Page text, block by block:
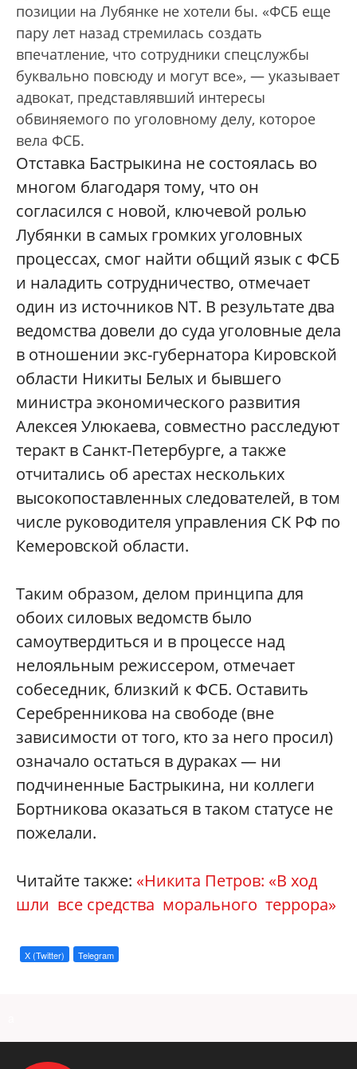
позиции на Лубянке не хотели бы. «ФСБ еще
пару лет назад стремилась создать
впечатление, что сотрудники спецслужбы
буквально повсюду и могут все», — указывает
адвокат, представлявший интересы
обвиняемого по уголовному делу, которое
вела ФСБ.
Отставка Бастрыкина не состоялась во
многом благодаря тому, что он
согласился с новой, ключевой ролью
Лубянки в самых громких уголовных
процессах, смог найти общий язык с ФСБ
и наладить сотрудничество, отмечает
один из источников NT. В результате два
ведомства довели до суда уголовные дела
в отношении экс-губернатора Кировской
области Никиты Белых и бывшего
министра экономического развития
Алексея Улюкаева, совместно расследуют
теракт в Санкт-Петербурге, а также
отчитались об арестах нескольких
высокопоставленных следователей, в том
числе руководителя управления СК РФ по
Кемеровской области.
Таким образом, делом принципа для
обоих силовых ведомств было
самоутвердиться и в процессе над
нелояльным режиссером, отмечает
собеседник, близкий к ФСБ. Оставить
Серебренникова на свободе (вне
зависимости от того, кто за него просил)
означало остаться в дураках — ни
подчиненные Бастрыкина, ни коллеги
Бортникова оказаться в таком статусе не
пожелали.
Читайте также: «Никита Петров: «В ход
шли все средства морального террора»
X (Twitter) Telegram